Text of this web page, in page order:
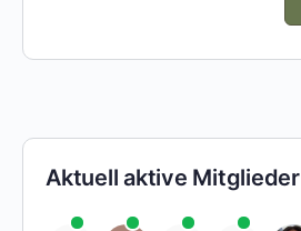
Aktuell aktive Mitglieder